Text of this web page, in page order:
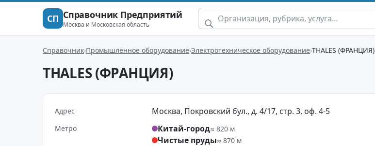
СП Справочник Предприятий
Москва и Московская область
Справочник Промышленное оборудование Электротехническое оборудование THALES (ФРАНЦИЯ)
THALES (ФРАНЦИЯ)
Адрес Москва, Покровский бул., д. 4/17, стр. 3, оф. 4-5
Метро Китай-город≈ 820 м
Чистые пруды≈ 870 м